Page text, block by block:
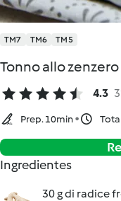
TM7 TM6 TM5
Tonno allo
4.3
Prep. 10min
Ingredientes
30 g di radice